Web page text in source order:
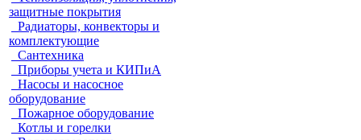
защитные покрытия
Радиаторы, конвекторы и
комплектующие
Сантехника
Приборы учета и КИПиА
Насосы и насосное
оборудование
Пожарное оборудование
Котлы и горелки